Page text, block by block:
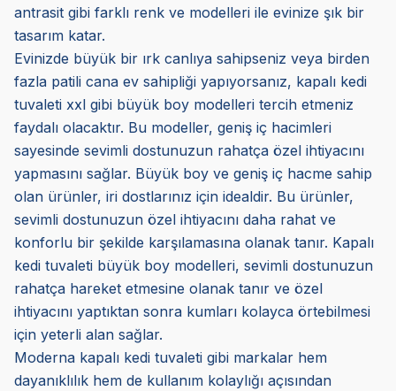
antrasit gibi farklı renk ve modelleri ile evinize şık bir
tasarım katar.
Evinizde büyük bir ırk canlıya sahipseniz veya birden
fazla patili cana ev sahipliği yapıyorsanız, kapalı kedi
tuvaleti xxl gibi büyük boy modelleri tercih etmeniz
faydalı olacaktır. Bu modeller, geniş iç hacimleri
sayesinde sevimli dostunuzun rahatça özel ihtiyacını
yapmasını sağlar. Büyük boy ve geniş iç hacme sahip
olan ürünler, iri dostlarınız için idealdir. Bu ürünler,
sevimli dostunuzun özel ihtiyacını daha rahat ve
konforlu bir şekilde karşılamasına olanak tanır. Kapalı
kedi tuvaleti büyük boy modelleri, sevimli dostunuzun
rahatça hareket etmesine olanak tanır ve özel
ihtiyacını yaptıktan sonra kumları kolayca örtebilmesi
için yeterli alan sağlar.
Moderna kapalı kedi tuvaleti gibi markalar hem
dayanıklılık hem de kullanım kolaylığı açısından